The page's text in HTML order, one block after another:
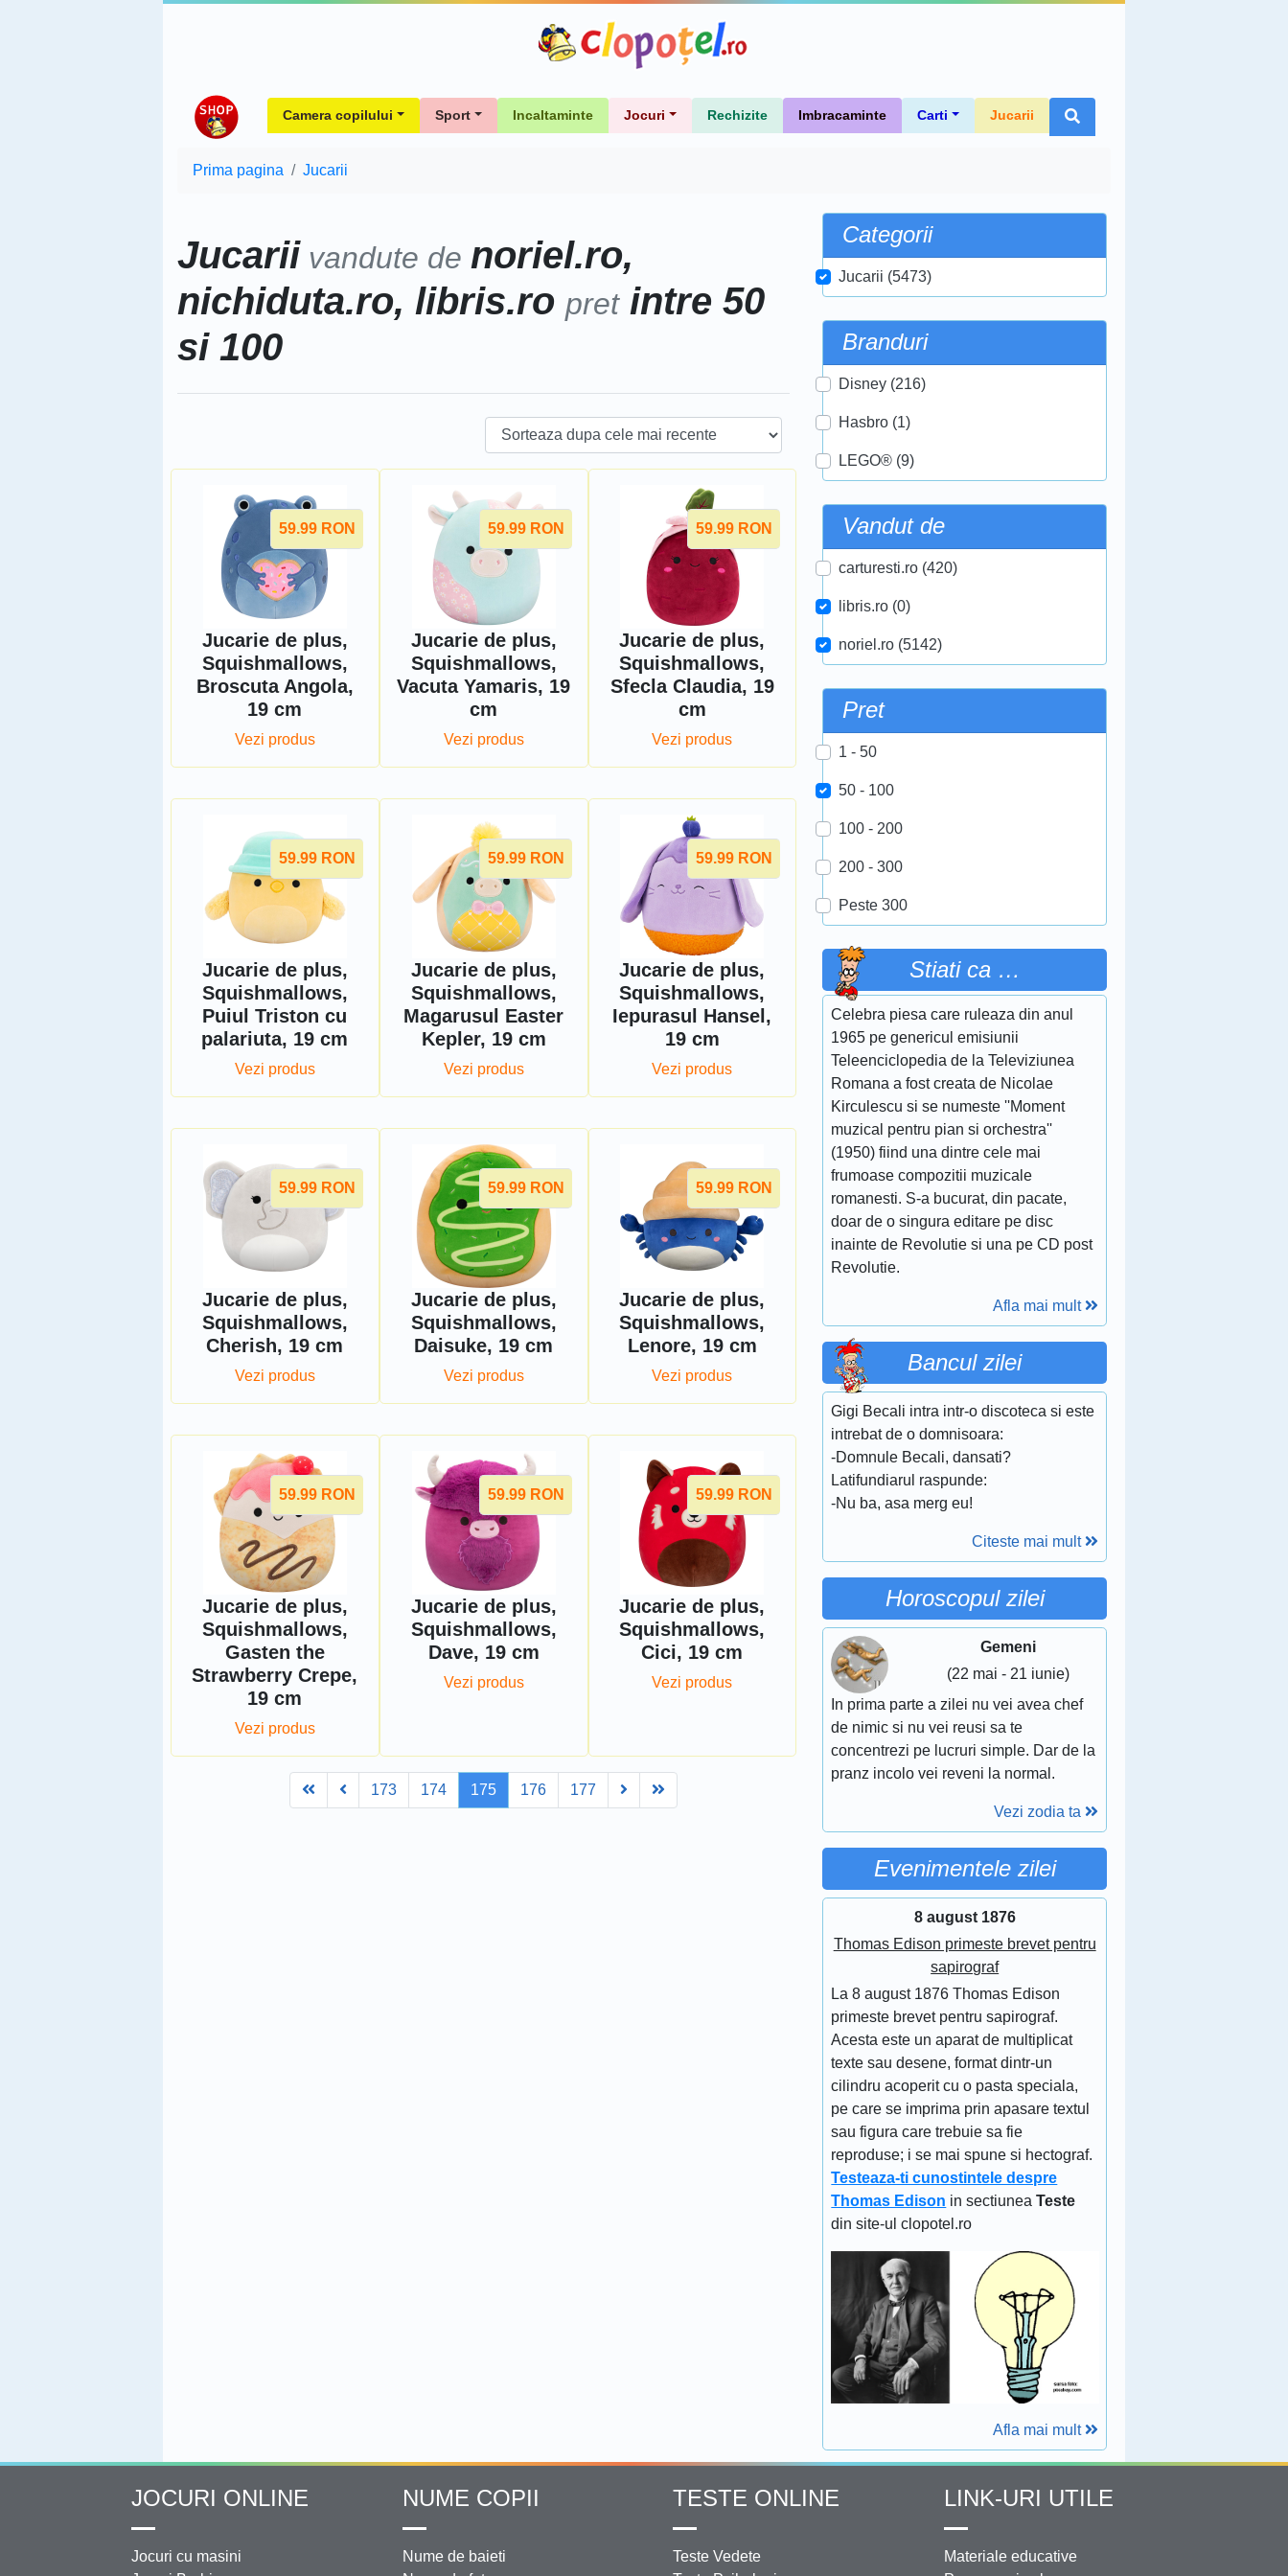
Camera copilului Sport Incaltaminte Jocuri Rechizite Imbracaminte Carti Jucarii
Prima pagina Jucarii
Jucarii vandute de noriel.ro,
nichiduta.ro, libris.ro pretintre 50
si 100
59.99 RON
Jucarie de plus,
Squishmallows,
Broscuta Angola,
19 cm
Vezi produs
59.99 RON
Jucarie de plus,
Squishmallows,
Vacuta Yamaris, 19
cm
Vezi produs
59.99 RON
Jucarie de plus,
Squishmallows,
Sfecla Claudia, 19
cm
Vezi produs
59.99 RON
Jucarie de plus,
Squishmallows,
Puiul Triston cu
palariuta, 19 cm
Vezi produs
59.99 RON
Jucarie de plus,
Squishmallows,
Magarusul Easter
Kepler, 19 cm
Vezi produs
59.99 RON
Jucarie de plus,
Squishmallows,
Iepurasul Hansel,
19 cm
Vezi produs
59.99 RON
Jucarie de plus,
Squishmallows,
Cherish, 19 cm
Vezi produs
59.99 RON
Jucarie de plus,
Squishmallows,
Daisuke, 19 cm
Vezi produs
59.99 RON
Jucarie de plus,
Squishmallows,
Lenore, 19 cm
Vezi produs
59.99 RON
Jucarie de plus,
Squishmallows,
Gasten the
Strawberry Crepe,
19 cm
Vezi produs
59.99 RON
Jucarie de plus,
Squishmallows,
Dave, 19 cm
Vezi produs
59.99 RON
Jucarie de plus,
Squishmallows,
Cici, 19 cm
Vezi produs
FirstPrev173 174 175 176 177 Next
Categorii
Jucarii (5473)
Branduri
Disney (216)
Hasbro (1)
LEGO® (9)
Vandut de
carturesti.ro (420)
libris.ro (0)
noriel.ro (5142)
Pret
1 - 50
50 - 100
100 - 200
200 - 300
Peste 300
Stiati ca …
Celebra piesa care ruleaza din anul
1965 pe genericul emisiunii
Teleenciclopedia de la Televiziunea
Romana a fost creata de Nicolae
Kirculescu si se numeste ''Moment
muzical pentru pian si orchestra''
(1950) fiind una dintre cele mai
frumoase compozitii muzicale
romanesti. S-a bucurat, din pacate,
doar de o singura editare pe disc
inainte de Revolutie si una pe CD post
Revolutie.
Afla mai mult
Bancul zilei
Gigi Becali intra intr-o discoteca si este
intrebat de o domnisoara:
-Domnule Becali, dansati?
Latifundiarul raspunde:
-Nu ba, asa merg eu!
Citeste mai mult
Horoscopul zilei
Gemeni
(22 mai - 21 iunie)
In prima parte a zilei nu vei avea chef
de nimic si nu vei reusi sa te
concentrezi pe lucruri simple. Dar de la
pranz incolo vei reveni la normal.
Vezi zodia ta
Evenimentele zilei
8 august 1876
Thomas Edison primeste brevet pentru
sapirograf
La 8 august 1876 Thomas Edison
primeste brevet pentru sapirograf.
Acesta este un aparat de multiplicat
texte sau desene, format dintr-un
cilindru acoperit cu o pasta speciala,
pe care se imprima prin apasare textul
sau figura care trebuie sa fie
reproduse; i se mai spune si hectograf.
Testeaza-ti cunostintele despre
Thomas Edison in sectiuneaTeste
din site-ul clopotel.ro
Afla mai mult
JOCURI ONLINE
Jocuri cu masini
NUME COPII
Nume de baieti
TESTE ONLINE
Teste Vedete
LINK-URI UTILE
Materiale educative